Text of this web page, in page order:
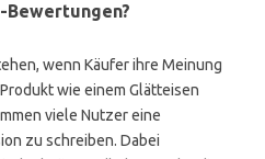
wenn Käufer ihre Meinung
wie einem Glätteisen
viele Nutzer eine
zu schreiben. Dabei